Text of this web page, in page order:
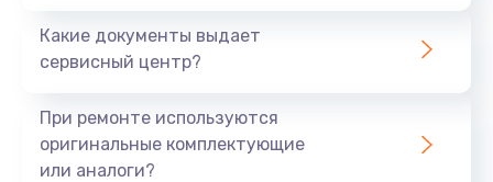
Какие документы выдает
сервисный центр?
При ремонте используются
оригинальные комплектующие
или аналоги?